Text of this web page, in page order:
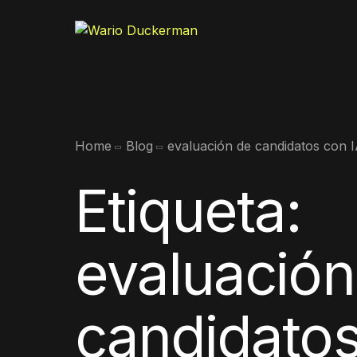
Home Blog evaluación de candidatos con
Etiqueta: